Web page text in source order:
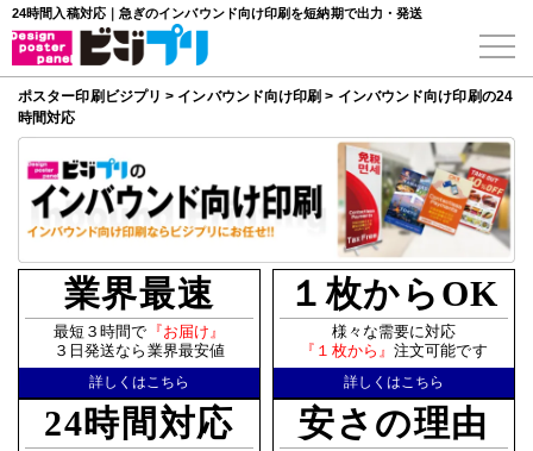
24時間入稿対応｜急ぎのインバウンド向け印刷を短納期で出力・発送
ポスター印刷ビジプリ > インバウンド向け印刷 > インバウンド向け印刷の24
時間対応
業界最速
最短３時間で 『お届け』
３日発送なら業界最安値
詳しくはこちら
１枚からOK
様々な需要に対応
『１枚から』 注文可能です
詳しくはこちら
24時間対応 安さの理由